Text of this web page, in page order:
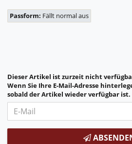
Passform: Fällt normal aus
Dieser Artikel ist zurzeit nicht
Wenn Sie Ihre E-Mail-Adresse
sobald der Artikel wieder verfügbar ist.